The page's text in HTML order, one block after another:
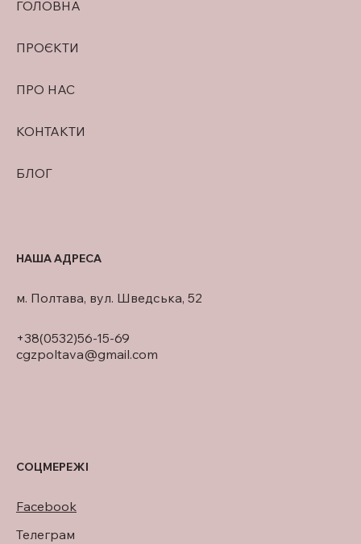
ГОЛОВНА
ПРОЄКТИ
ПРО НАС
КОНТАКТИ
БЛОГ
+38(0532)56-15-69
cgzpoltava@gmail.com
м. Полтава, вул. Шведська, 52
НАША АДРЕСА
СОЦМЕРЕЖІ
Facebook
Телеграм